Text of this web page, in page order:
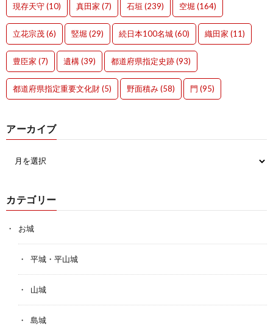
現存天守(10) 真田家 (7) 石垣 (239) 空堀 (164)
立花宗茂(6) 竪堀 (29) 続日本100名城(60) 織田家 (11)
豊臣家 (7) 遺構(39) 都道府県指定史跡(93)
都道府県指定重要文化財(5) 野面積み(58) 門 (95)
アーカイブ
カテゴリー
お城
平城・平山城
山城
島城